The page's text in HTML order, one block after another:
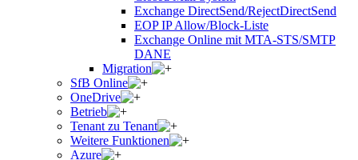
Exchange DirectSend/RejectDirectSend
EOP IP Allow/Block-Liste
Exchange Online mit MTA-STS/SMTP
DANE
Migration
SfB Online
OneDrive
Betrieb
Tenant zu Tenant
Weitere Funktionen
Azure